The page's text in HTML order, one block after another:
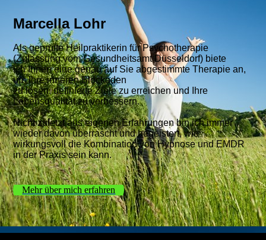
Marcella Lohr
Als geprüfte Heilpraktikerin für Psychotherapie
(Zulassung vom Gesundheitsamt Düsseldorf) biete
ich Ihnen eine genau auf Sie abgestimmte Therapie an,
um Ihre inneren Blockaden
zu lösen, definierte Ziele zu erreichen und Ihre
Lebensqualität zu verbessern.
Nicht zuletzt aus eigenen Erfahrungen bin ich immer
wieder davon überrascht und begeistert, wie
wirkungsvoll die Kombination von Hypnose und EMDR
in der Praxis sein kann.
Mehr über mich erfahren